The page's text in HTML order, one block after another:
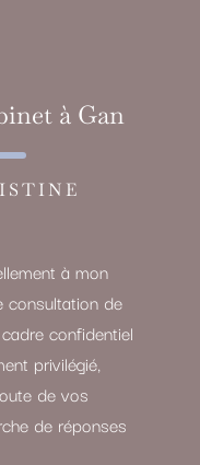
à Gan
à mon
consultation de
confidentiel
privilégié,
de vos
de réponses